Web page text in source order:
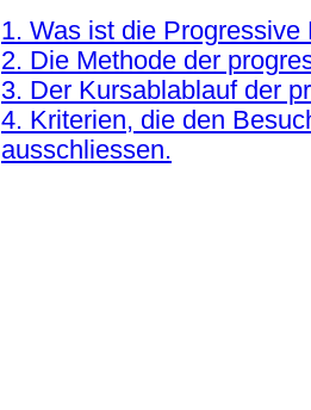
1. Was ist die Progressive
2. Die Methode der
3. Der Kursablablauf der
4. Kriterien, die den
ausschliessen.